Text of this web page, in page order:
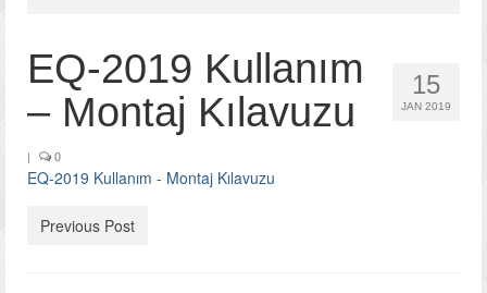
Research
Material
Production
15
JAN 2019
EQ-2019 Kullanım
– Montaj Kılavuzu
| 0
EQ-2019 Kullanım - Montaj Kılavuzu
Previous Post